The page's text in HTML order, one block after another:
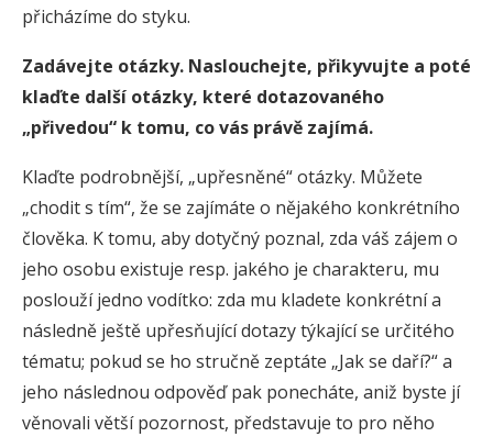
přicházíme do styku.
Zadávejte otázky. Naslouchejte, přikyvujte a poté
klaďte další otázky, které dotazovaného
„přivedou“ k tomu, co vás právě zajímá.
Klaďte podrobnější, „upřesněné“ otázky. Můžete
„chodit s tím“, že se zajímáte o nějakého konkrétního
člověka. K tomu, aby dotyčný poznal, zda váš zájem o
jeho osobu existuje resp. jakého je charakteru, mu
poslouží jedno vodítko: zda mu kladete konkrétní a
následně ještě upřesňující dotazy týkající se určitého
tématu; pokud se ho stručně zeptáte „Jak se daří?“ a
jeho následnou odpověď pak ponecháte, aniž byste jí
věnovali větší pozornost, představuje to pro něho